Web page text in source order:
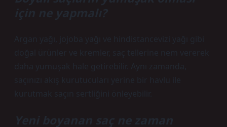
için ne yapmalı?
Argan yağı, jojoba yağı ve hindistancevizi yağı gibi
doğal ürünler ve kremler, saç tellerine nem vererek
daha yumuşak hale getirebilir. Aynı zamanda,
saçınızı akış kurutucuları yerine bir havlu ile
kurutmak saçın sertliğini önleyebilir.
Yeni boyanan saç ne zaman